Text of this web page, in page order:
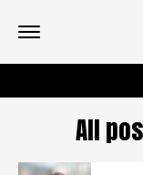
All